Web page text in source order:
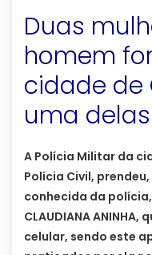
Duas
homem
cidade de
uma
A Polícia Militar da
Polícia Civil,
conhecida da
CLAUDIANA
celular, sendo este